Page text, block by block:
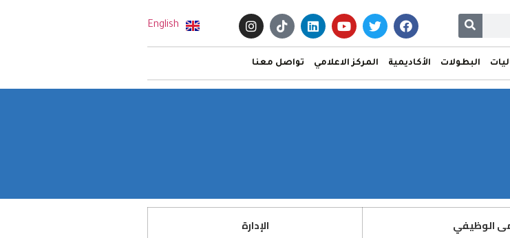
English
البطولات الأكاديمية المركز الاعلامي تواصل معنا
الوظيفي الإدارة